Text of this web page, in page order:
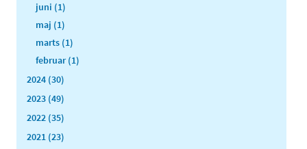
juni (1)
maj (1)
marts (1)
februar (1)
2024 (30)
2023 (49)
2022 (35)
2021 (23)